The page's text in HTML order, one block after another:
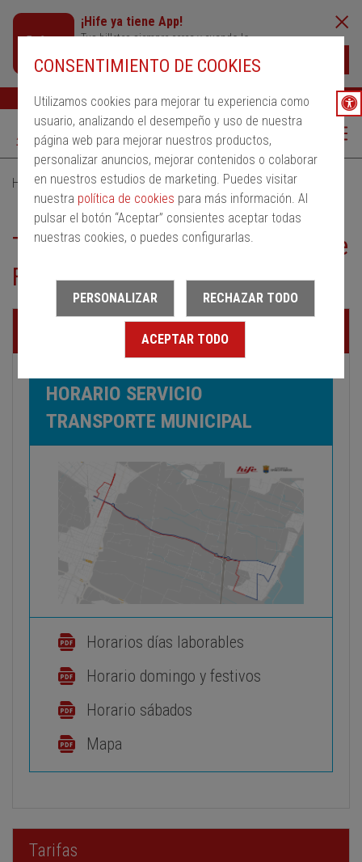
CONSENTIMIENTO DE COOKIES
Utilizamos cookies para mejorar tu experiencia como
usuario, analizando el desempeño y uso de nuestra
página web para mejorar nuestros productos,
personalizar anuncios, mejorar contenidos o colaborar
en nuestros estudios de marketing. Puedes visitar
nuestra política de cookies para más información. Al
pulsar el botón “Aceptar” consientes aceptar todas
nuestras cookies, o puedes configurarlas.
PERSONALIZAR RECHAZAR TODO
ACEPTAR TODO
¡Hife ya tiene App!
Tus billetes siempre cerca y cuando lo
Buscar Ayuda ESP
Home
Servicios Urbanos
Transporte urbano de La Pobla de Farnals
Transporte urbano de La Pobla de
Farnals
HORARIO SERVICIO
TRANSPORTE MUNICIPAL
Horarios días laborables
Horario domingo y festivos
Horario sábados
Mapa
Tarifas